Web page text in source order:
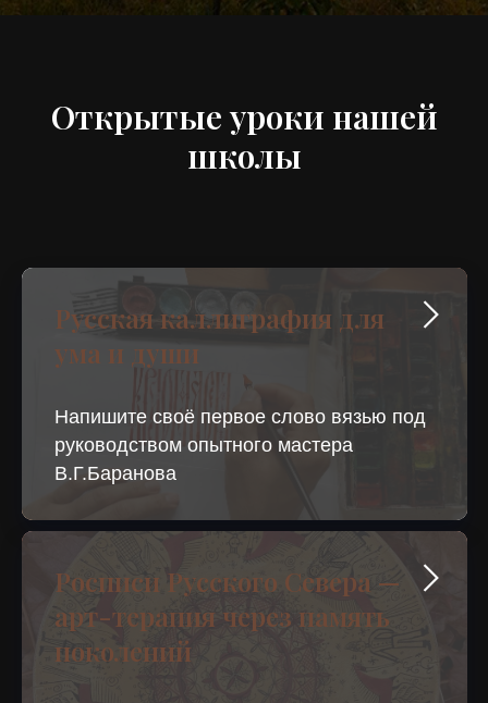
Открытые уроки нашей
школы
Русская каллиграфия для
ума и души
Напишите своё первое слово вязью под
руководством опытного мастера
В.Г.Баранова
Росписи Русского Севера —
арт-терапия через память
поколений